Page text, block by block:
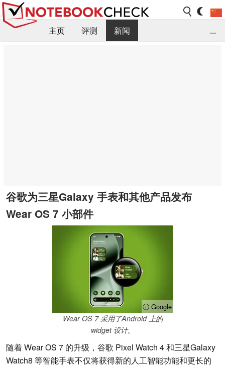
主页 评测
新闻
...
谷歌为三星Galaxy 手表和其他产品发布
Wear OS 7 小部件
ⓘ Google
Wear OS 7 采用了Android 上的
widget 设计。
随着 Wear OS 7 的升级，谷歌 Pixel Watch 4 和三星Galaxy
Watch8 等智能手表不仅将获得新的人工智能功能和更长的